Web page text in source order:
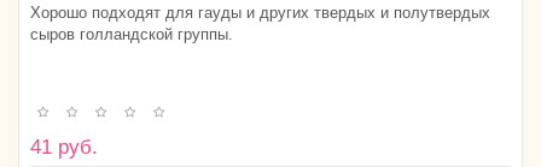
Хорошо подходят для гауды и других твердых и полутвердых
сыров голландской группы.
41 руб.